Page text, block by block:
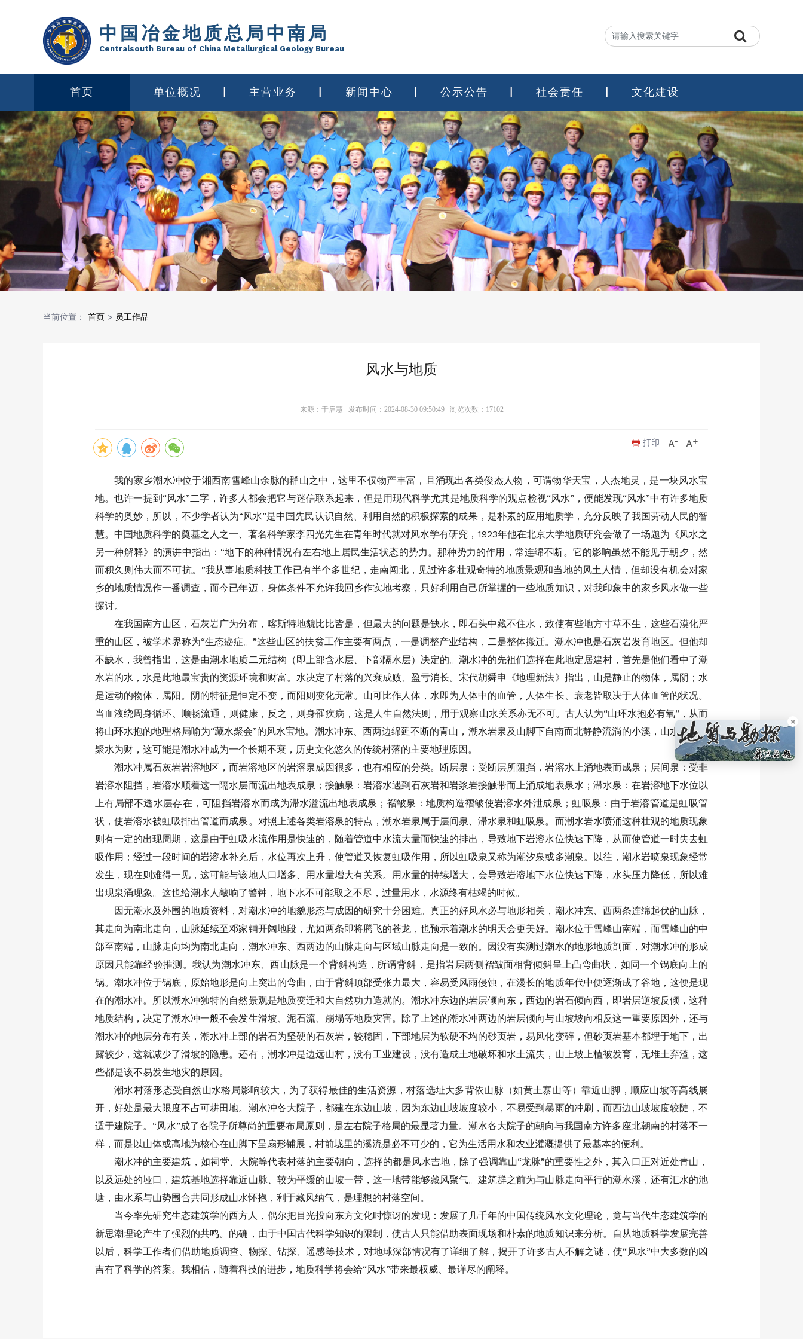
中国冶金地质总局中南局
Centralsouth Bureau of China Metallurgical Geology Bureau
首页 单位概况 主营业务 新闻中心 公示公告 社会责任 文化建设
当前位置： 首页 > 员工作品
风水与地质
来源：于启慧 发布时间：2024-08-30 09:50:49 浏览次数： 17102
打印
我的家乡潮水冲位于湘西南雪峰山余脉的群山之中，这里不仅物产丰富，且涌现出各类俊杰人物，可谓物华天宝，人杰地灵，是一块风水宝
地。也许一提到“风水”二字，许多人都会把它与迷信联系起来，但是用现代科学尤其是地质科学的观点检视“风水”，便能发现“风水”中有许多地质
科学的奥妙，所以，不少学者认为“风水”是中国先民认识自然、利用自然的积极探索的成果，是朴素的应用地质学，充分反映了我国劳动人民的智
慧。中国地质科学的奠基之人之一、著名科学家李四光先生在青年时代就对风水学有研究，1923年他在北京大学地质研究会做了一场题为《风水之
另一种解释》的演讲中指出：“地下的种种情况有左右地上居民生活状态的势力。那种势力的作用，常连绵不断。它的影响虽然不能见于朝夕，然
而积久则伟大而不可抗。”我从事地质科技工作已有半个多世纪，走南闯北，见过许多壮观奇特的地质景观和当地的风土人情，但却没有机会对家
乡的地质情况作一番调查，而今已年迈，身体条件不允许我回乡作实地考察，只好利用自己所掌握的一些地质知识，对我印象中的家乡风水做一些
探讨。
在我国南方山区，石灰岩广为分布，喀斯特地貌比比皆是，但最大的问题是缺水，即石头中藏不住水，致使有些地方寸草不生，这些石漠化严
重的山区，被学术界称为“生态癌症。”这些山区的扶贫工作主要有两点，一是调整产业结构，二是整体搬迁。潮水冲也是石灰岩发育地区。但他却
不缺水，我曾指出，这是由潮水地质二元结构（即上部含水层、下部隔水层）决定的。潮水冲的先祖们选择在此地定居建村，首先是他们看中了潮
水岩的水，水是此地最宝贵的资源环境和财富。水决定了村落的兴衰成败、盈亏消长。宋代胡舜申《地理新法》指出，山是静止的物体，属阴；水
是运动的物体，属阳。阴的特征是恒定不变，而阳则变化无常。山可比作人体，水即为人体中的血管，人体生长、衰老皆取决于人体血管的状况。
当血液绕周身循环、顺畅流通，则健康，反之，则身罹疾病，这是人生自然法则，用于观察山水关系亦无不可。古人认为“山环水抱必有氧”，从而
将山环水抱的地理格局喻为“藏水聚会”的风水宝地。潮水冲东、西两边绵延不断的青山，潮水岩泉及山脚下自南而北静静流淌的小溪，山水相依，
聚水为财，这可能是潮水冲成为一个长期不衰，历史文化悠久的传统村落的主要地理原因。
潮水冲属石灰岩岩溶地区，而岩溶地区的岩溶泉成因很多，也有相应的分类。断层泉：受断层所阻挡，岩溶水上涌地表而成泉；层间泉：受非
岩溶水阻挡，岩溶水顺着这一隔水层而流出地表成泉；接触泉：岩溶水遇到石灰岩和岩浆岩接触带而上涌成地表泉水；滞水泉：在岩溶地下水位以
上有局部不透水层存在，可阻挡岩溶水而成为滞水溢流出地表成泉；褶皱泉：地质构造褶皱使岩溶水外泄成泉；虹吸泉：由于岩溶管道是虹吸管
状，使岩溶水被虹吸排出管道而成泉。对照上述各类岩溶泉的特点，潮水岩泉属于层间泉、滞水泉和虹吸泉。而潮水岩水喷涌这种壮观的地质现象
则有一定的出现周期，这是由于虹吸水流作用是快速的，随着管道中水流大量而快速的排出，导致地下岩溶水位快速下降，从而使管道一时失去虹
吸作用；经过一段时间的岩溶水补充后，水位再次上升，使管道又恢复虹吸作用，所以虹吸泉又称为潮汐泉或多潮泉。以往，潮水岩喷泉现象经常
发生，现在则难得一见，这可能与该地人口增多、用水量增大有关系。用水量的持续增大，会导致岩溶地下水位快速下降，水头压力降低，所以难
出现泉涌现象。这也给潮水人敲响了警钟，地下水不可能取之不尽，过量用水，水源终有枯竭的时候。
因无潮水及外围的地质资料，对潮水冲的地貌形态与成因的研究十分困难。真正的好风水必与地形相关，潮水冲东、西两条连绵起伏的山脉，
其走向为南北走向，山脉延续至邓家铺开阔地段，尤如两条即将腾飞的苍龙，也预示着潮水的明天会更美好。潮水位于雪峰山南端，而雪峰山的中
部至南端，山脉走向均为南北走向，潮水冲东、西两边的山脉走向与区域山脉走向是一致的。因没有实测过潮水的地形地质剖面，对潮水冲的形成
原因只能靠经验推测。我认为潮水冲东、西山脉是一个背斜构造，所谓背斜，是指岩层两侧褶皱面相背倾斜呈上凸弯曲状，如同一个锅底向上的
锅。潮水冲位于锅底，原始地形是向上突出的弯曲，由于背斜顶部受张力最大，容易受风雨侵蚀，在漫长的地质年代中便逐渐成了谷地，这便是现
在的潮水冲。所以潮水冲独特的自然景观是地质变迁和大自然功力造就的。潮水冲东边的岩层倾向东，西边的岩石倾向西，即岩层逆坡反倾，这种
地质结构，决定了潮水冲一般不会发生滑坡、泥石流、崩塌等地质灾害。除了上述的潮水冲两边的岩层倾向与山坡坡向相反这一重要原因外，还与
潮水冲的地层分布有关，潮水冲上部的岩石为坚硬的石灰岩，较稳固，下部地层为软硬不均的砂页岩，易风化变碎，但砂页岩基本都埋于地下，出
露较少，这就减少了滑坡的隐患。还有，潮水冲是边远山村，没有工业建设，没有造成土地破坏和水土流失，山上坡上植被发育，无堆土弃渣，这
些都是该不易发生地灾的原因。
潮水村落形态受自然山水格局影响较大，为了获得最佳的生活资源，村落选址大多背依山脉（如黄土寨山等）靠近山脚，顺应山坡等高线展
开，好处是最大限度不占可耕田地。潮水冲各大院子，都建在东边山坡，因为东边山坡坡度较小，不易受到暴雨的冲刷，而西边山坡坡度较陡，不
适于建院子。“风水”成了各院子所尊尚的重要布局原则，是左右院子格局的最显著力量。潮水各大院子的朝向与我国南方许多座北朝南的村落不一
样，而是以山体或高地为核心在山脚下呈扇形铺展，村前垅里的溪流是必不可少的，它为生活用水和农业灌溉提供了最基本的便利。
潮水冲的主要建筑，如祠堂、大院等代表村落的主要朝向，选择的都是风水吉地，除了强调靠山“龙脉”的重要性之外，其入口正对近处青山，
以及远处的垭口，建筑基地选择靠近山脉、较为平缓的山坡一带，这一地带能够藏风聚气。建筑群之前为与山脉走向平行的潮水溪，还有汇水的池
塘，由水系与山势围合共同形成山水怀抱，利于藏风纳气，是理想的村落空间。
当今率先研究生态建筑学的西方人，偶尔把目光投向东方文化时惊讶的发现：发展了几千年的中国传统风水文化理论，竟与当代生态建筑学的
新思潮理论产生了强烈的共鸣。的确，由于中国古代科学知识的限制，使古人只能借助表面现场和朴素的地质知识来分析。自从地质科学发展完善
以后，科学工作者们借助地质调查、物探、钻探、遥感等技术，对地球深部情况有了详细了解，揭开了许多古人不解之谜，使“风水”中大多数的凶
吉有了科学的答案。我相信，随着科技的进步，地质科学将会给“风水”带来最权威、最详尽的阐释。
×